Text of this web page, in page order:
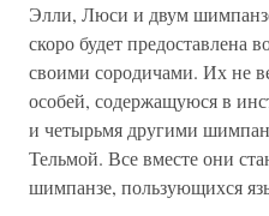
Элли, Люси и двум
скоро будет предоставлена
своими сородичами. Их не
особей, содержащуюся в
и четырьмя другими
Тельмой. Все вместе они
шимпанзе, пользующихся